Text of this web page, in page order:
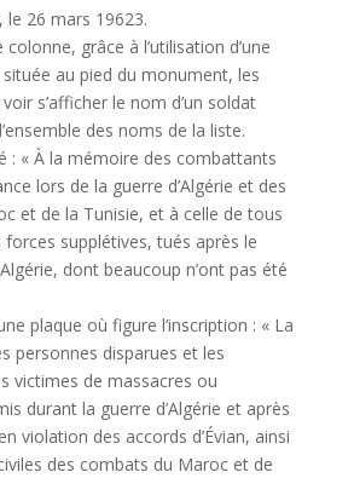
le 26 mars 19623.
grâce à l’utilisation d’une
au pied du monument, les
s’afficher le nom d’un soldat
des noms de la liste.
: « À la mémoire des combattants
lors de la guerre d’Algérie et des
et de la Tunisie, et à celle de tous
supplétives, tués après le
dont beaucoup n’ont pas été
plaque où figure l’inscription : « La
personnes disparues et les
victimes de massacres ou
durant la guerre d’Algérie et après
violation des accords d’Évian, ainsi
des combats du Maroc et de